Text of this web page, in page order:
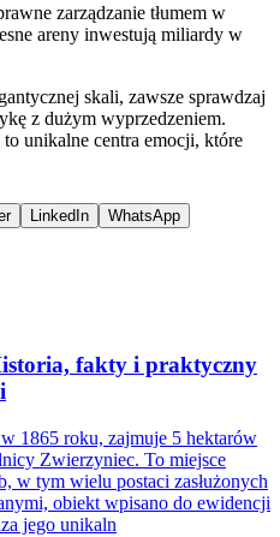
zarządzanie tłumem w
areny inwestują miliardy w
skali, zawsze sprawdzaj
z dużym wyprzedzeniem.
unikalne centra emocji, które
LinkedIn WhatsApp
fakty i praktyczny
1865 roku, zajmuje 5 hektarów
Zwierzyniec. To miejsce
w tym wielu postaci zasłużonych
obiekt wpisano do ewidencji
jego unikaln